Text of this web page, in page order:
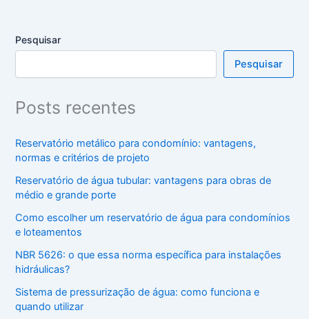
Pesquisar
Pesquisar
Posts recentes
Reservatório metálico para condomínio: vantagens,
normas e critérios de projeto
Reservatório de água tubular: vantagens para obras de
médio e grande porte
Como escolher um reservatório de água para condomínios
e loteamentos
NBR 5626: o que essa norma específica para instalações
hidráulicas?
Sistema de pressurização de água: como funciona e
quando utilizar